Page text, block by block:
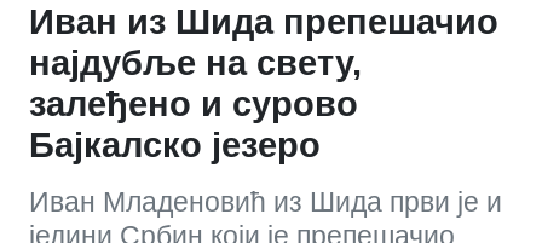
Иван из Шида препешачио
најдубље на свету,
залеђено и сурово
Бајкалско језеро
Иван Младеновић из Шида први је и
једини Србин који је препешачио